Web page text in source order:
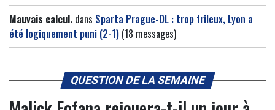
Mauvais calcul. dans Sparta Prague-OL : trop frileux, Lyon a
été logiquement puni (2-1) (18 messages)
QUESTION DE LA SEMAINE